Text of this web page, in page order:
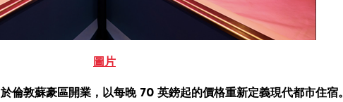
圖片
於倫敦蘇豪區開業，以每晚 70 英鎊起的價格重新定義現代都市住宿。